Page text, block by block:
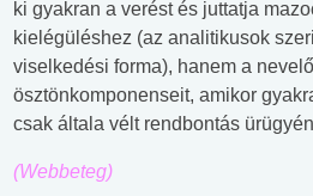
ki gyakran a verést és juttatja
kielégüléshez (az analitikusok
viselkedési forma), hanem a
ösztönkomponenseit, amikor
csak általa vélt rendbontás
(Webbeteg)